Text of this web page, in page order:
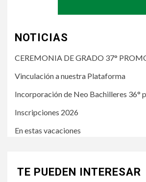
NOTICIAS
CEREMONIA DE GRADO 37°
Vinculación a nuestra Plataforma
Incorporación de Neo Bachilleres 36°
Inscripciones 2026
En estas vacaciones
TE PUEDEN INTERESAR